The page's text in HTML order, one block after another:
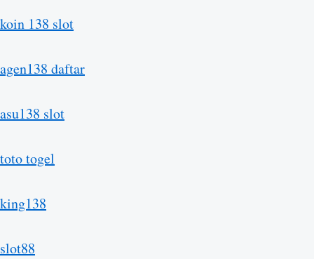
koin 138 slot
agen138 daftar
asu138 slot
toto togel
king138
slot88